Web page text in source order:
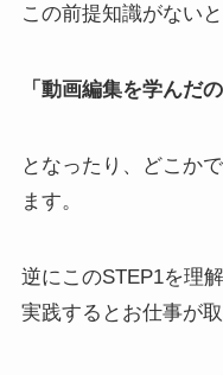
この前提知識がないと
「動画編集を学んだ
となったり、どこか
ます。
逆にこのSTEP1を理解
実践するとお仕事が